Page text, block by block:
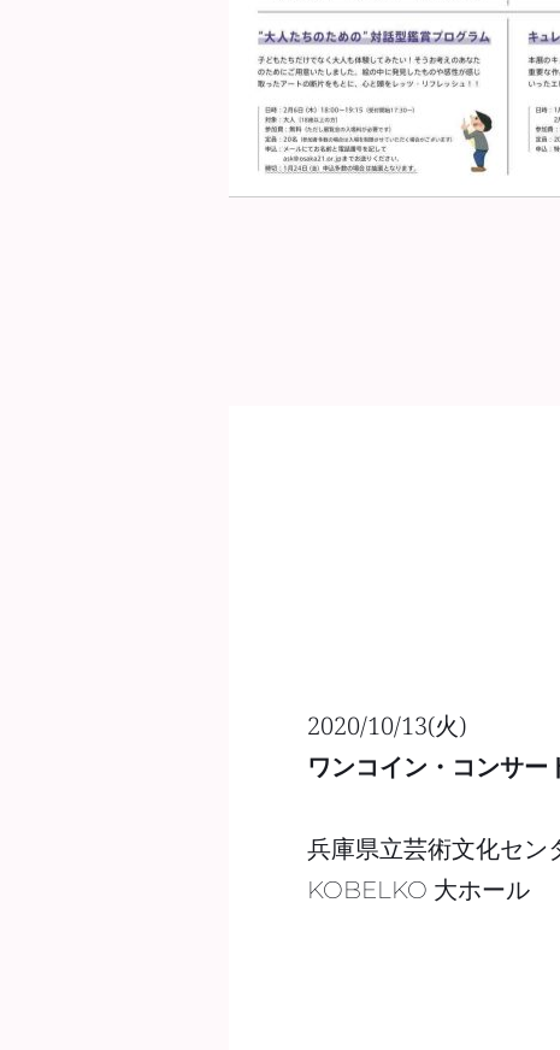
2020/10/13(火)
ワンコイン・コンサー
兵庫県立芸術文化セ
KOBELKO 大ホール